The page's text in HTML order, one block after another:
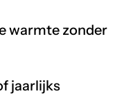
warmte zonder
jaarlijks